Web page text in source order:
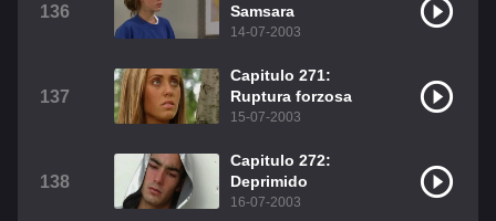
136
Samsara
14-07-2003
137
Capitulo 271:
Ruptura forzosa
15-07-2003
138
Capitulo 272:
Deprimido
16-07-2003